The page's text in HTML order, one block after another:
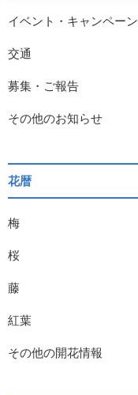
イベント・キャンペーン
交通
募集・ご報告
その他のお知らせ
花暦
梅
桜
藤
紅葉
その他の開花情報